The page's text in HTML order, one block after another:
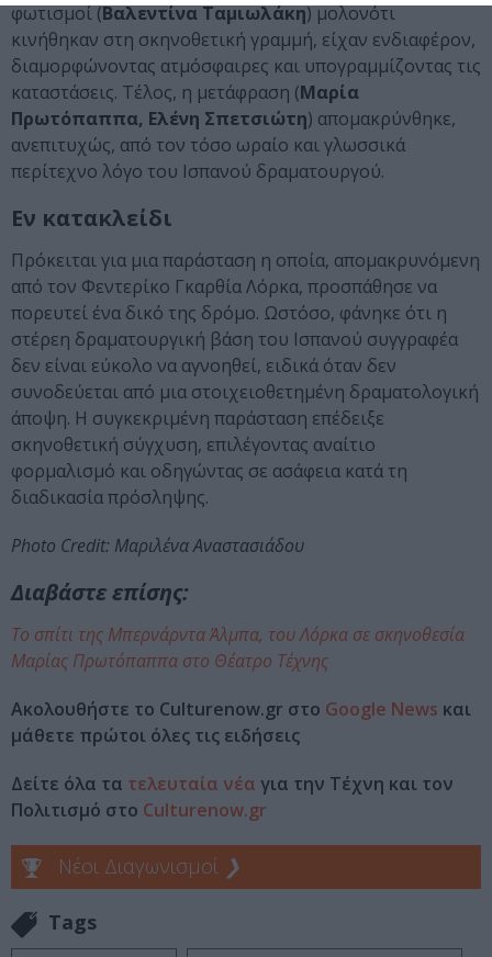
φωτισμοί (Βαλεντίνα Ταμιωλάκη) μολονότι
κινήθηκαν στη σκηνοθετική γραμμή, είχαν ενδιαφέρον,
διαμορφώνοντας ατμόσφαιρες και υπογραμμίζοντας τις
καταστάσεις. Τέλος, η μετάφραση (Μαρία
Πρωτόπαππα, Ελένη Σπετσιώτη) απομακρύνθηκε,
ανεπιτυχώς, από τον τόσο ωραίο και γλωσσικά
περίτεχνο λόγο του Ισπανού δραματουργού.
Εν κατακλείδι
Πρόκειται για μια παράσταση η οποία, απομακρυνόμενη
από τον Φεντερίκο Γκαρθία Λόρκα, προσπάθησε να
πορευτεί ένα δικό της δρόμο. Ωστόσο, φάνηκε ότι η
στέρεη δραματουργική βάση του Ισπανού συγγραφέα
δεν είναι εύκολο να αγνοηθεί, ειδικά όταν δεν
συνοδεύεται από μια στοιχειοθετημένη δραματολογική
άποψη. Η συγκεκριμένη παράσταση επέδειξε
σκηνοθετική σύγχυση, επιλέγοντας αναίτιο
φορμαλισμό και οδηγώντας σε ασάφεια κατά τη
διαδικασία πρόσληψης.
Photo Credit: Μαριλένα Αναστασιάδου
Διαβάστε επίσης:
Το σπίτι της Μπερνάρντα Άλμπα, του Λόρκα σε σκηνοθεσία
Μαρίας Πρωτόπαππα στο Θέατρο Τέχνης
Ακολουθήστε το Culturenow.gr στο Google News και
μάθετε πρώτοι όλες τις ειδήσεις
Δείτε όλα τα τελευταία νέα για την Τέχνη και τον
Πολιτισμό στο Culturenow.gr
Νέοι Διαγωνισμοί ❯
Tags